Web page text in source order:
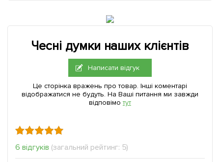
Чесні думки наших клієнтів
Написати відгук
Це сторінка вражень про товар. Інші коментарі
відображатися не будуть. На Ваші питання ми завжди
відповімо тут
6 відгуків (загальний рейтинг: 5)